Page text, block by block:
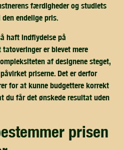
færdigheder og studiets
endelige pris.
haft indflydelse på
er blevet mere
af designene steget,
priserne. Det er derfor
for at kunne budgettere korrekt
du får det ønskede resultat uden